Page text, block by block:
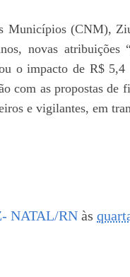
Municípios (CNM),
novas atribuições
o impacto de R$ 5,4
com as propostas de
e vigilantes, em
NATAL/RN às